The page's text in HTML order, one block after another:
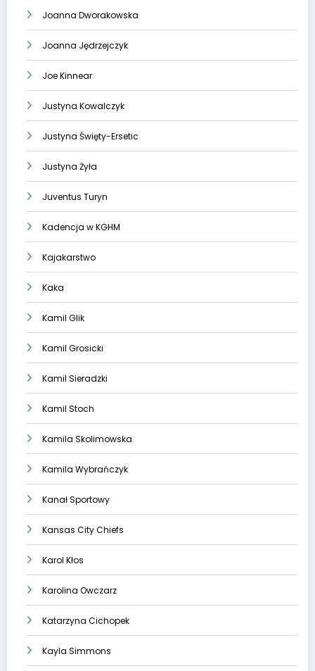
Joanna Dworakowska
Joanna Jędrzejczyk
Joe Kinnear
Justyna Kowalczyk
Justyna Święty-Ersetic
Justyna Żyła
Juventus Turyn
Kadencja w KGHM
Kajakarstwo
Kaka
Kamil Glik
Kamil Grosicki
Kamil Sieradzki
Kamil Stoch
Kamila Skolimowska
Kamila Wybrańczyk
Kanał Sportowy
Kansas City Chiefs
Karol Kłos
Karolina Owczarz
Katarzyna Cichopek
Kayla Simmons